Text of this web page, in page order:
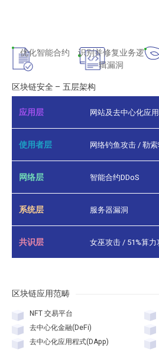
优化智能合约
识别并修复业务逻
辑漏洞
区块链安全 – 五层架构
应用层 网站及去中心化应
使用者层 网络钓鱼攻击 / 勒
网络层 智能合约DDoS
系统层 服务器漏洞
共识层 女巫攻击 / 51%算力
区块链应用范畴
NFT 交易平台
去中心化金融(DeFi)
去中心化应用程式(DApp)